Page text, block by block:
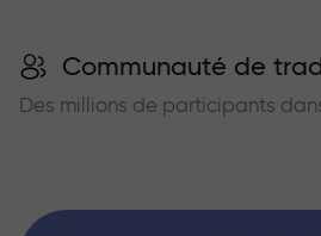
Communauté de
Des millions de participants